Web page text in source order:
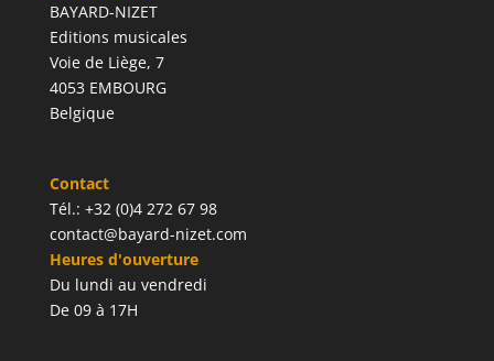
BAYARD-NIZET
Editions musicales
Voie de Liège, 7
4053 EMBOURG
Belgique
Contact
Tél.: +32 (0)4 272 67 98
contact@bayard-nizet.com
Heures d'ouverture
Du lundi au vendredi
De 09 à 17H